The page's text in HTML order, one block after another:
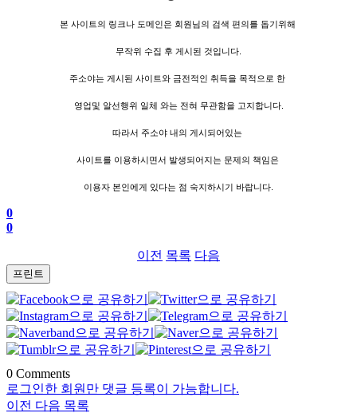
본 사이트의 링크나 도메인은 회원님의 검색 편의를 돕기위해
무작위 수집 후 게시된 것입니다.
주소야는 게시된 사이트와 금전적인 취득을 목적으로 한
영업및 알선행위 일체 와는 전혀 무관함을 고지합니다.
따라서 주소야 내의 게시되어있는
사이트를 이용하시면서 발생되어지는 문제의 책임은
이용자 본인에게 있다는 점 숙지하시기 바랍니다.
0
0
이전 목록 다음
프린트
0 Comments
로그인한 회원만 댓글 등록이 가능합니다.
이전 다음 목록